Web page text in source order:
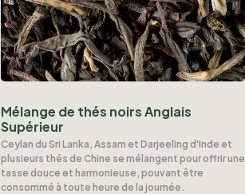
Mélange de thés noirs Anglais
Supérieur
Ceylan du Sri Lanka, Assam et Darjeeling d'Inde et
plusieurs thés de Chine se mélangent pour offrir une
tasse douce et harmonieuse, pouvant être
consommé à toute heure de la journée.